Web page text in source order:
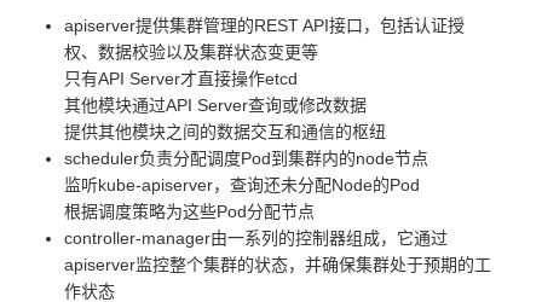
apiserver提供集群管理的REST API接口，包括认证授
权、数据校验以及集群状态变更等
只有API Server才直接操作etcd
其他模块通过API Server查询或修改数据
提供其他模块之间的数据交互和通信的枢纽
scheduler负责分配调度Pod到集群内的node节点
监听kube-apiserver，查询还未分配Node的Pod
根据调度策略为这些Pod分配节点
controller-manager由一系列的控制器组成，它通过
apiserver监控整个集群的状态，并确保集群处于预期的工
作状态